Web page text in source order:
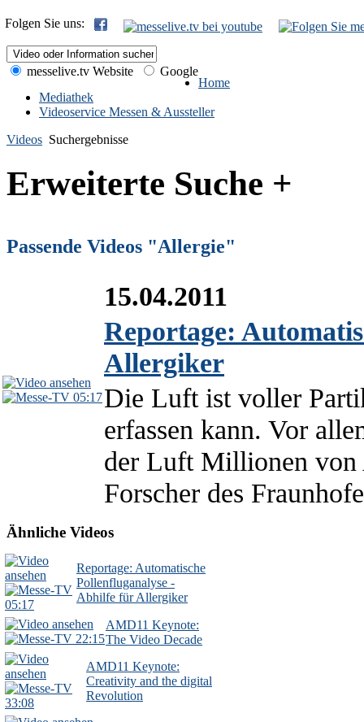
Folgen Sie uns:
messelive.tv Website
Google
Home
Mediathek
Videoservice Messen & Aussteller
Videos Suchergebnisse
Erweiterte Suche +
Passende Videos "Allergie"
05:17
15.04.2011
Reportage:
Allergiker
Die Luft ist voller
erfassen kann. Vor
der Luft Millionen von
Forscher des
Ähnliche Videos
05:17
Reportage: Automatische
Pollenfluganalyse -
Abhilfe für Allergiker
22:15
AMD11 Keynote:
The Video Decade
33:08
AMD11 Keynote:
Creativity and the digital
Revolution